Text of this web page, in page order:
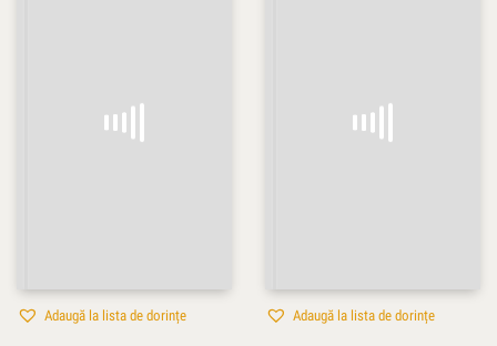
Adaugă la lista de dorințe Adaugă la lista de dorințe